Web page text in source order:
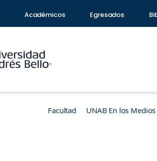
Académicos Egresados
Facultad UNAB En los Medios